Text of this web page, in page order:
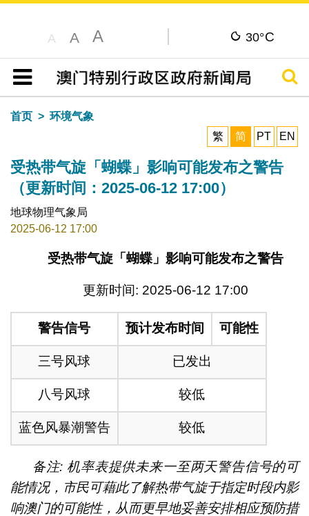
A A A 30°C
目录
搜寻
首页
环境气象
繁
简 PT EN
受热带气旋「蝴蝶」影响可能发布之警告
（更新时间：2025-06-12 17:00）
地球物理气象局
2025-06-12 17:00
受热带气旋「蝴蝶」影响可能发布之警告
更新时间: 2025-06-12 17:00
警告信号 预计发布时间 可能性
三号风球 已发出
八号风球 较低
蓝色风暴潮警告 较低
备注: 机率表提供未来一至两天警告信号的可
能情况，市民可藉此了解热带气旋于指定时段内影
响澳门的可能性，从而更早地妥善安排相应预防措